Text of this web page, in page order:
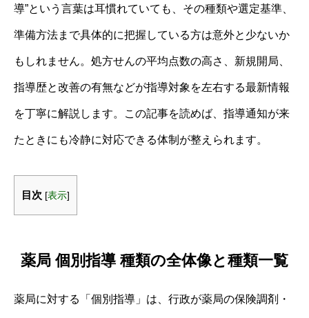
導”という言葉は耳慣れていても、その種類や選定基準、
準備方法まで具体的に把握している方は意外と少ないか
もしれません。処方せんの平均点数の高さ、新規開局、
指導歴と改善の有無などが指導対象を左右する最新情報
を丁寧に解説します。この記事を読めば、指導通知が来
たときにも冷静に対応できる体制が整えられます。
目次 [表示]
薬局 個別指導 種類の全体像と種類一覧
薬局に対する「個別指導」は、行政が薬局の保険調剤・